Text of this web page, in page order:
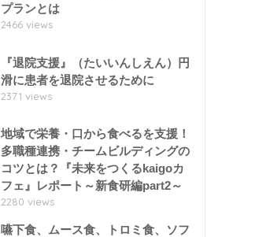
プランとは
2466 views
『退院支援』（たいいんしえん）円
滑に患者を退院させるために
2371 views
地域で栄養・口から食べるを支援！
多職種連携・チームビルディングの
コツとは？『未来をつくるkaigoカ
フェ』レポート～新食研編part2～
2280 views
嚥下食、ムース食、トロミ食、ソフ